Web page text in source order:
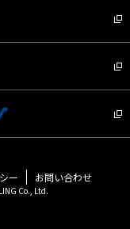
ー お問い合わせ
Co., Ltd.